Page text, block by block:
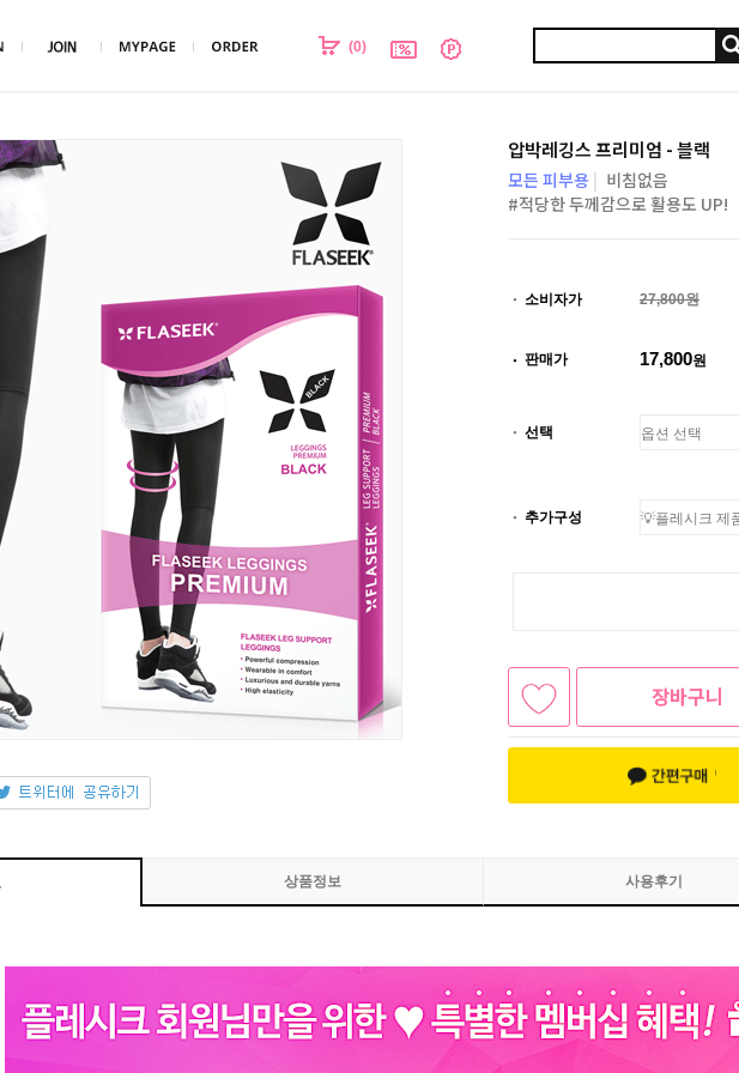
(0)
압박레깅스 프리미엄 - 블랙
모든 피부용 | 비침없음
#적당한 두께감으로 활용도 UP!
소비자가 27,800원
판매가 17,800원
선택
추가구성
장바구니
상품정보 사용후기